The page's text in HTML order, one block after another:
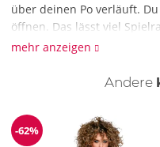
über deinen Po verläuft.
öffnen. Das lässt viel
Ideen!
Reinige den Body mit
Lackoberfläche wieder
mehr anzeigen
Andere
Reduzierung
-62%